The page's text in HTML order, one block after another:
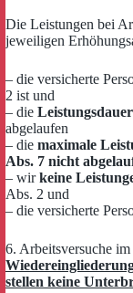
Die Leistungen bei
jeweiligen
– die versicherte
2 ist und
– die
abgelaufen
– die maximale
Abs. 7 nicht
– wirkeine
Abs. 2 und
– die versicherte
6. Arbeitsversuche
stellen keine